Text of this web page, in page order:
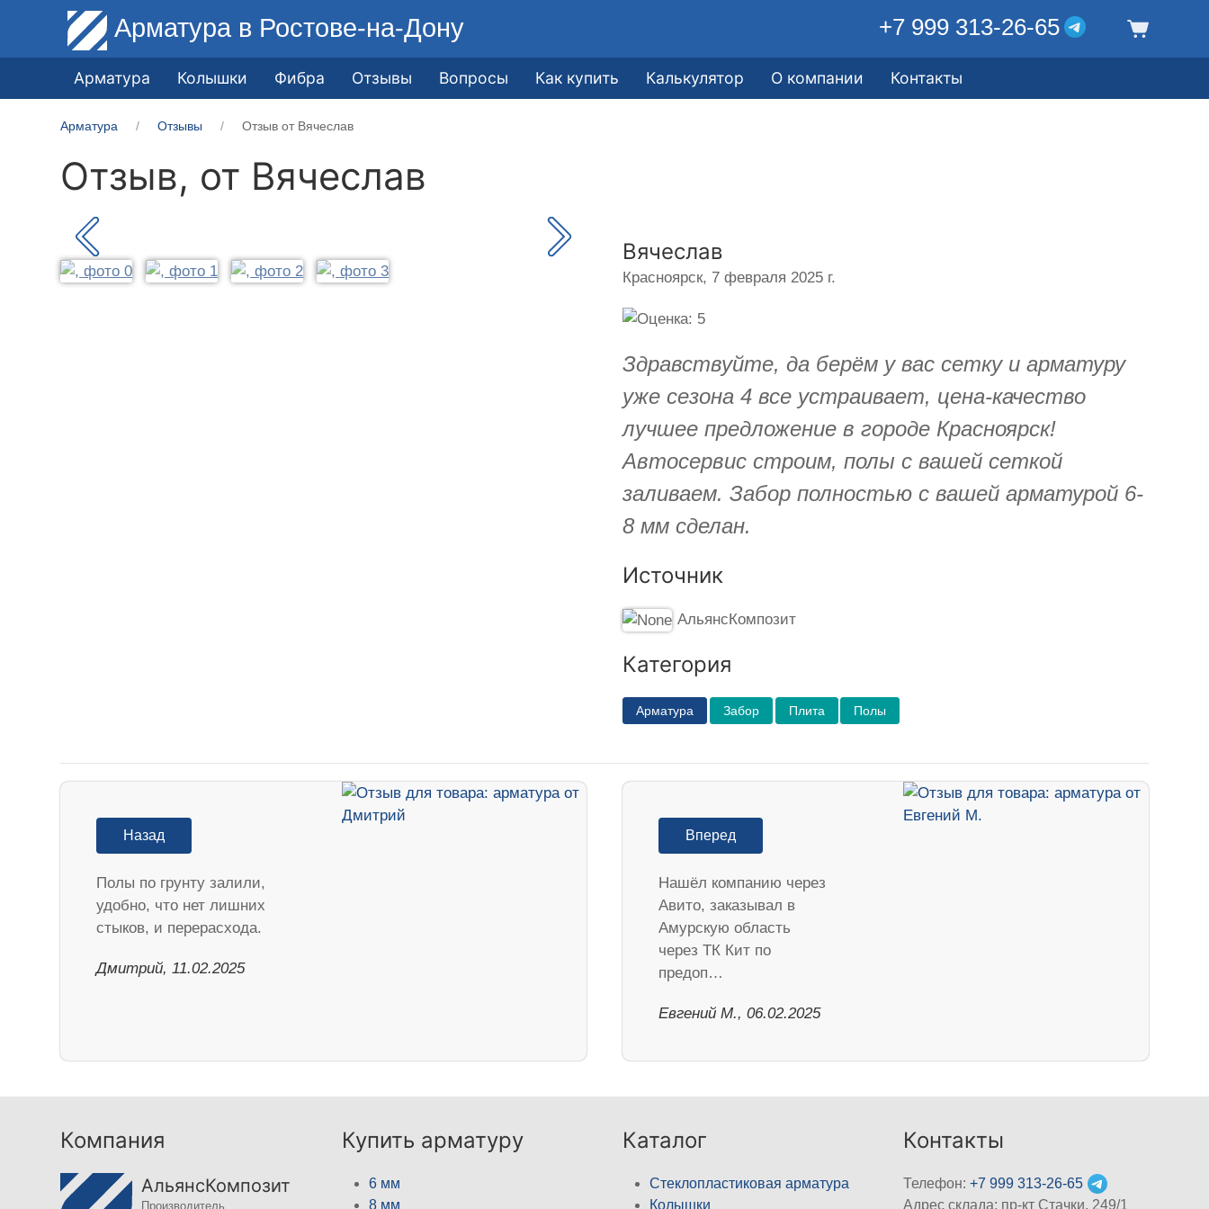
Арматура в Ростове-на-Дону +7 999 313-26-65
Арматура Колышки Фибра Отзывы Вопросы Как купить Калькулятор О компании Контакты
Арматура Отзывы Отзыв от Вячеслав
Отзыв, от Вячеслав
Вячеслав
Красноярск, 7 февраля 2025 г.
Здравствуйте, да берём у вас сетку и арматуру
уже сезона 4 все устраивает, цена-качество
лучшее предложение в городе Красноярск!
Автосервис строим, полы с вашей сеткой
заливаем. Забор полностью с вашей арматурой 6-
8 мм сделан.
Источник
АльянсКомпозит
Категория
Арматура Забор Плита Полы
Назад
Полы по грунту залили,
удобно, что нет лишних
стыков, и перерасхода.
Дмитрий, 11.02.2025
Вперед
Нашёл компанию через
Авито, заказывал в
Амурскую область
через ТК Кит по
предоп…
​Евгений М., 06.02.2025
Компания
АльянсКомпозит
Производитель
Купить арматуру
6 мм
8 мм
Каталог
Стеклопластиковая арматура
Колышки
Контакты
Телефон:+7 999 313-26-65
Адрес склада: пр-кт Стачки, 249/1